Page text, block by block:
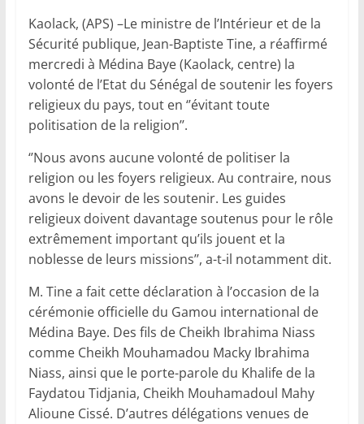
Kaolack, (APS) –Le ministre de l’Intérieur et de la
Sécurité publique, Jean-Baptiste Tine, a réaffirmé
mercredi à Médina Baye (Kaolack, centre) la
volonté de l’Etat du Sénégal de soutenir les foyers
religieux du pays, tout en ‘’évitant toute
politisation de la religion’’.
‘’Nous avons aucune volonté de politiser la
religion ou les foyers religieux. Au contraire, nous
avons le devoir de les soutenir. Les guides
religieux doivent davantage soutenus pour le rôle
extrêmement important qu’ils jouent et la
noblesse de leurs missions’’, a-t-il notamment dit.
M. Tine a fait cette déclaration à l’occasion de la
cérémonie officielle du Gamou international de
Médina Baye. Des fils de Cheikh Ibrahima Niass
comme Cheikh Mouhamadou Macky Ibrahima
Niass, ainsi que le porte-parole du Khalife de la
Faydatou Tidjania, Cheikh Mouhamadoul Mahy
Alioune Cissé. D’autres délégations venues de